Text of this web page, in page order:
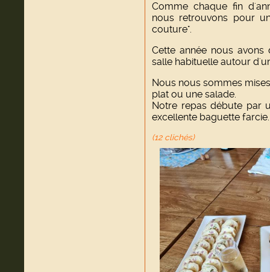
Comme chaque fin
nous retrouvons pour
couture".
Cette année nous
salle habituelle autour
Nous nous sommes
plat ou une salade.
Notre repas débute par
excellente baguette farcie.
(12 clichés)